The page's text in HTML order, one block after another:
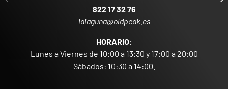
822 17 32 76
lalaguna@oldpeak.es
HORARIO:
Lunes a Viernes de 10:00 a 13:30 y 17:00 a 20:00
Sábados: 10:30 a 14:00.